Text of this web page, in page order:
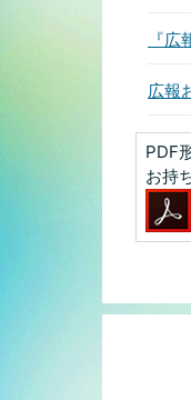
『
広報
PDF
お持